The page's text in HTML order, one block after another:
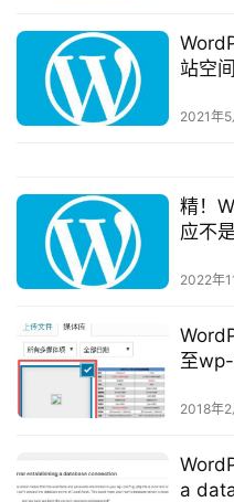
站空间
2021年5
精！
应不
2022年
至
2018年2
a